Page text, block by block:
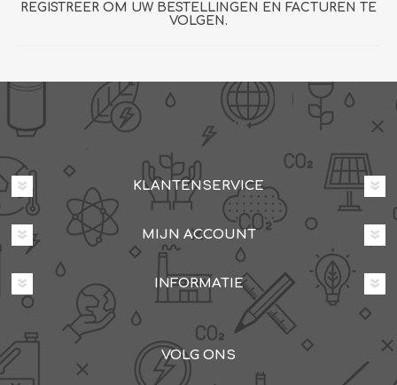
REGISTREER OM UW BESTELLINGEN EN FACTUREN TE
VOLGEN.
KLANTENSERVICE
MIJN ACCOUNT
INFORMATIE
VOLG ONS